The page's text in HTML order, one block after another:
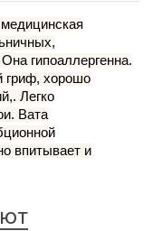
медицинская
гипоаллергенна.
гриф, хорошо
Легко
Вата
впитывает и